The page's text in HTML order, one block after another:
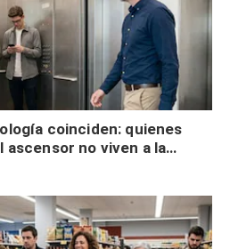
coinciden: quienes
ascensor no viven a la
social